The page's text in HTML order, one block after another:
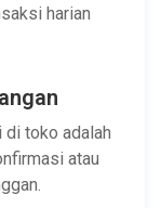
harian
di toko adalah
atau